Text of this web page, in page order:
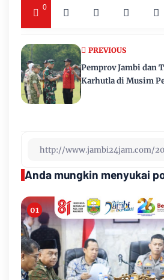
0
PREVIOUS
Pemprov Jambi dan
Karhutla di Musim
Anda mungkin menyukai